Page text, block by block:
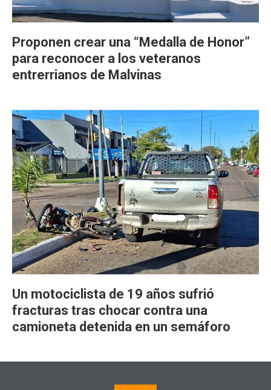
Proponen crear una “Medalla de Honor”
para reconocer a los veteranos
entrerrianos de Malvinas
Un motociclista de 19 años sufrió
fracturas tras chocar contra una
camioneta detenida en un semáforo